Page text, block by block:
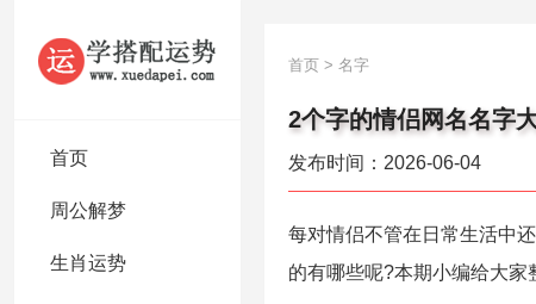
首页
周公解梦
生肖运势
首页 > 名字
2个字的情侣网名名字
发布时间：2026-06-04
每对情侣不管在日常生活中
的有哪些呢?本期小编给大家